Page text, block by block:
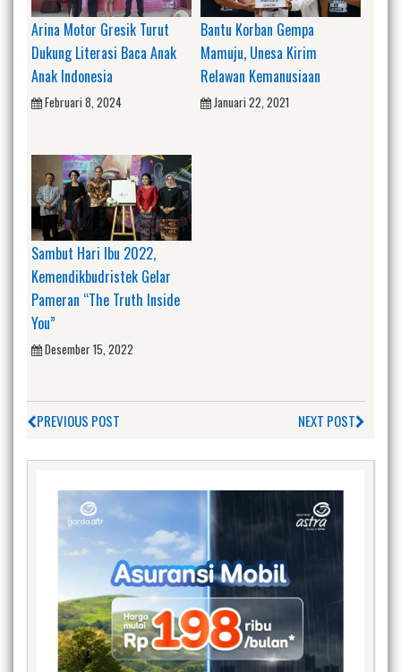
Arina Motor Gresik Turut
Dukung Literasi Baca Anak
Anak Indonesia
Februari 8, 2024
Bantu Korban Gempa
Mamuju, Unesa Kirim
Relawan Kemanusiaan
Januari 22, 2021
Sambut Hari Ibu 2022,
Kemendikbudristek Gelar
Pameran “The Truth Inside
You”
Desember 15, 2022
PREVIOUS POST NEXT POST